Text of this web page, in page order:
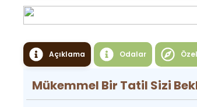
Açıklama Odalar
Mükemmel Bir Tatil Sizi